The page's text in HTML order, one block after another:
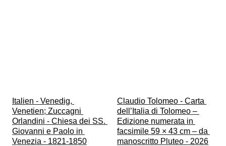
Italien - Venedig,
Venetien; Zuccagni
Orlandini - Chiesa dei SS.
Giovanni e Paolo in
Venezia - 1821-1850
Claudio Tolomeo - Carta
dell’Italia di Tolomeo –
Edizione numerata in
facsimile 59 × 43 cm – da
manoscritto Pluteo - 2026